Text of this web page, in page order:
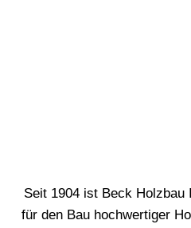
Seit 1904 ist Beck
für den Bau hochwertiger